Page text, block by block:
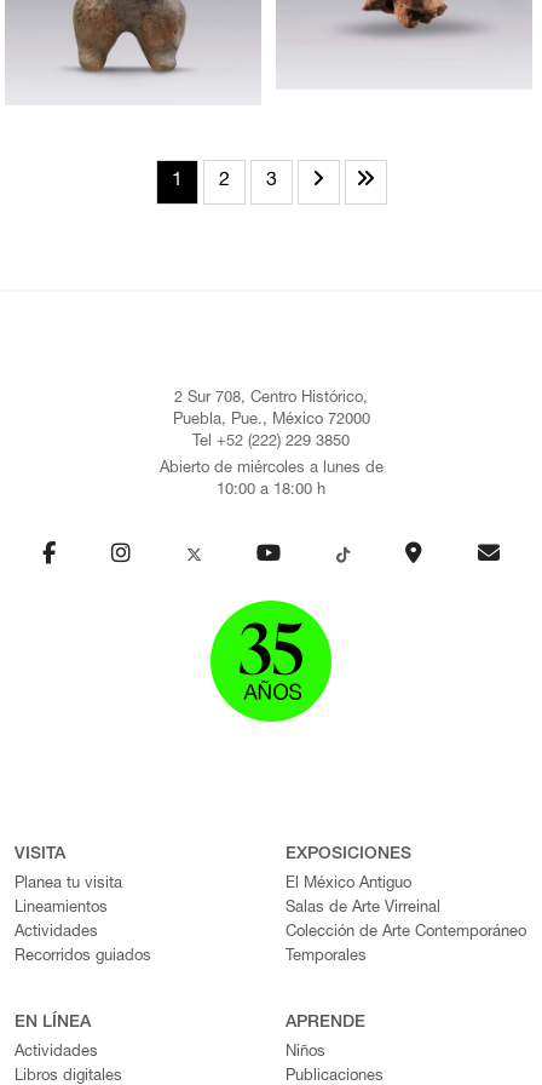
1 2 3
2 Sur 708, Centro Histórico,
Puebla, Pue., México 72000
Tel +52 (222) 229 3850
Abierto de miércoles a lunes de
10:00 a 18:00 h
VISITA
Planea tu visita
Lineamientos
Actividades
Recorridos guiados
EXPOSICIONES
El México Antiguo
Salas de Arte Virreinal
Colección de Arte Contemporáneo
Temporales
EN LÍNEA
Actividades
Libros digitales
APRENDE
Niños
Publicaciones